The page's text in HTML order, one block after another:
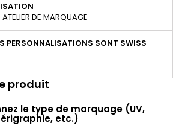
DE MARQUAGE
PERSONNALISATIONS SONT SWISS
produit
le type de marquage (UV,
etc.)